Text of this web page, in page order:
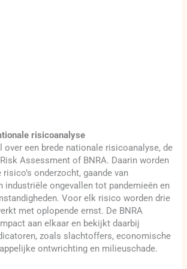
risicoanalyse
over een brede nationale risicoanalyse, de
Assessment of BNRA. Daarin worden
onderzocht, gaande van
industriële ongevallen tot pandemieën en
Voor elk risico worden drie
met oplopende ernst. De BNRA
aan elkaar en bekijkt daarbij
zoals slachtoffers, economische
ontwrichting en milieuschade.